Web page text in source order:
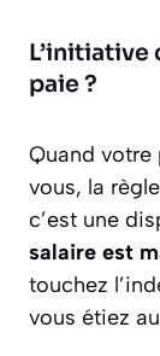
L’initiative
paie ?
Quand votre
vous, la
c’est une
salaire est
touchez
vous étiez